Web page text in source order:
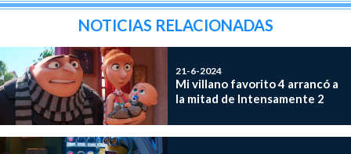
NOTICIAS RELACIONADAS
21-6-2024
Mi villano favorito 4 arrancó a
la mitad de Intensamente 2